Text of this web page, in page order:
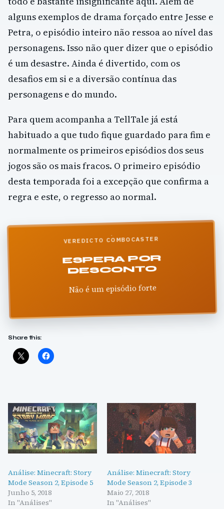
alguns exemplos de drama forçado entre Jesse e
Petra, o episódio inteiro não ressoa ao nível das
personagens. Isso não quer dizer que o episódio
é um desastre. Ainda é divertido, com os
desafios em si e a diversão contínua das
personagens e do mundo.
Para quem acompanha a TellTale já está
habituado a que tudo fique guardado para fim e
normalmente os primeiros episódios dos seus
jogos são os mais fracos. O primeiro episódio
desta temporada foi a excepção que confirma a
regra e este, o regresso ao normal.
VEREDICTO COMBOCASTER
ESPERA POR
DESCONTO
Não é um episódio forte
Share this:
Análise: Minecraft: Story
Mode Season 2, Episode 5
Junho 5, 2018
In "Análises"
Análise: Minecraft: Story
Mode Season 2, Episode 3
Maio 27, 2018
In "Análises"